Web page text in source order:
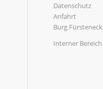
Datenschutz
Anfahrt
Burg Fürsteneck
Interner Bereich